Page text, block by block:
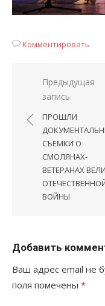
Комментировать
Навигация
записям
Предыдущая
запись
ПРОШЛИ
СЪЕМКИ О
СМОЛЯНАХ-
ВЕТЕРАНАХ
ВОЙНЫ
Добавить
Ваш адрес email не
поля помечены *